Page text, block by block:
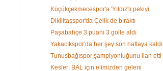
Küçükçekmecespor'a 'Yıldız'lı pekiyi
Dikilitaşspor'da Çelik de bıraktı
Paşabahçe 3 puanı 3 golle aldı
Yakacıkspor'da her şey son haftaya kaldı
Tunusbağıspor şampiyonluğunu ilan etti
Kesler: BAL için elimizden geleni